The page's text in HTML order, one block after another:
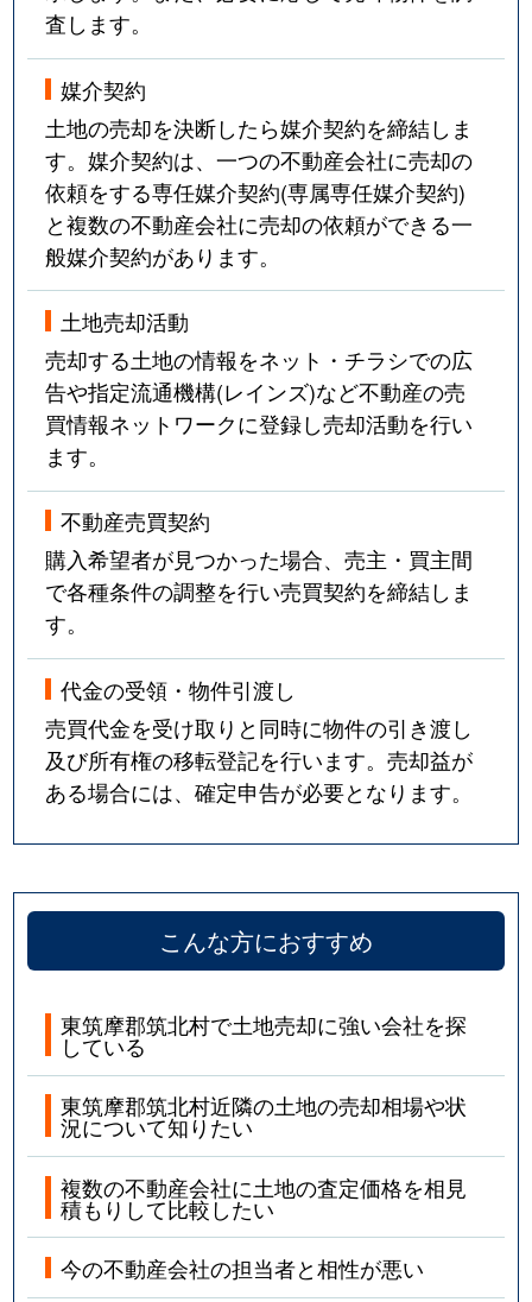
査します。
媒介契約
土地の売却を決断したら媒介契約を締結しま
す。媒介契約は、一つの不動産会社に売却の
依頼をする専任媒介契約(専属専任媒介契約)
と複数の不動産会社に売却の依頼ができる一
般媒介契約があります。
土地売却活動
売却する土地の情報をネット・チラシでの広
告や指定流通機構(レインズ)など不動産の売
買情報ネットワークに登録し売却活動を行い
ます。
不動産売買契約
購入希望者が見つかった場合、売主・買主間
で各種条件の調整を行い売買契約を締結しま
す。
代金の受領・物件引渡し
売買代金を受け取りと同時に物件の引き渡し
及び所有権の移転登記を行います。売却益が
ある場合には、確定申告が必要となります。
こんな方におすすめ
東筑摩郡筑北村で土地売却に強い会社を探
している
東筑摩郡筑北村近隣の土地の売却相場や状
況について知りたい
複数の不動産会社に土地の査定価格を相見
積もりして比較したい
今の不動産会社の担当者と相性が悪い